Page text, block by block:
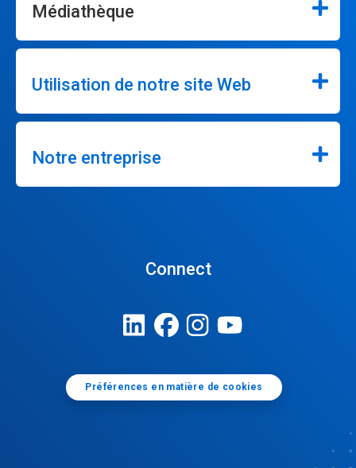
Médiathèque
Utilisation de notre site Web
Notre entreprise
Connect
Préférences en matière de cookies